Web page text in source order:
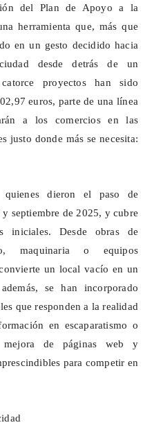
del Plan de Apoyo a la
herramienta que, más que
en un gesto decidido hacia
desde detrás de un
proyectos han sido
euros, parte de una línea
a los comercios en las
justo donde más se necesita:
dieron el paso de
septiembre de 2025, y cubre
iniciales. Desde obras de
maquinaria o equipos
un local vacío en un
se han incorporado
que responden a la realidad
en escaparatismo o
de páginas web y
para competir en